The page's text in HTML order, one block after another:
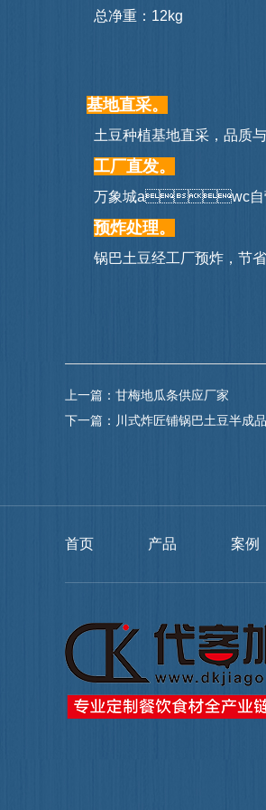
总净重：12kg
基地直采。
土豆种植基地直采，品质与
工厂直发。
 万象城awc自
预炸处理。
锅巴土豆经工厂预炸，节省
上一篇： 甘梅地瓜条供应厂家
下一篇： 川式炸匠铺锅巴土豆半成品
首页 产品 案例